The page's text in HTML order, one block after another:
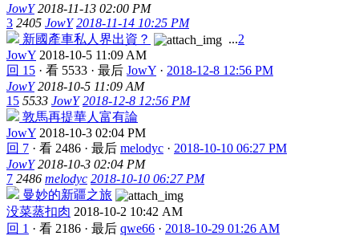
JowY 2018-11-13 02:00 PM
3 2405 JowY 2018-11-14 10:25 PM
新國產車私人界出資？
...2
JowY 2018-10-5 11:09 AM
回 15 · 看 5533 · 最后 JowY · 2018-12-8 12:56 PM
JowY 2018-10-5 11:09 AM
15 5533 JowY 2018-12-8 12:56 PM
敦馬再提華人富有論
JowY 2018-10-3 02:04 PM
回 7 · 看 2486 · 最后 melodyc · 2018-10-10 06:27 PM
JowY 2018-10-3 02:04 PM
7 2486 melodyc 2018-10-10 06:27 PM
曼妙的新疆之旅
没菜蒸扣肉 2018-10-2 10:42 AM
回 1 · 看 2186 · 最后 qwe66 · 2018-10-29 01:26 AM